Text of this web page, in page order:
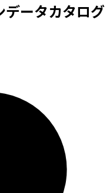
データカタログ